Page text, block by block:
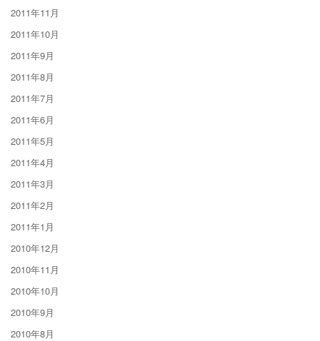
2011年11月
2011年10月
2011年9月
2011年8月
2011年7月
2011年6月
2011年5月
2011年4月
2011年3月
2011年2月
2011年1月
2010年12月
2010年11月
2010年10月
2010年9月
2010年8月